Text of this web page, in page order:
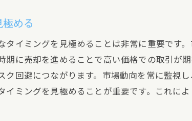
口コミと評判の活用方法
エージェントとのコミュ
エージェントの経験と実
める
タイミングを見極めることは非常に重要です
期に売却を進めることで高い価格での取引が
ク回避につながります。市場動向を常に監視
イミングを見極めることが重要です。これに